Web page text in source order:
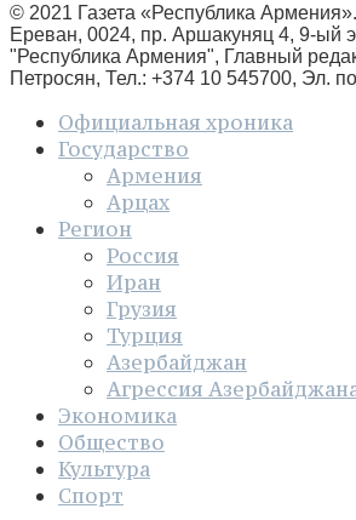
© 2021 Газета «Республика
Ереван, 0024, пр. Аршакуняц 4, 9-ый
"Республика Армения", Главный
Петросян, Тел.: +374 10 545700, Эл.
Официальная хроника
Государство
Армения
Арцах
Регион
Россия
Иран
Грузия
Турция
Азербайджан
Агрессия
Экономика
Общество
Культура
Спорт